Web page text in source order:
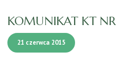
KOMUNIKAT KT
21 czerwca 2015